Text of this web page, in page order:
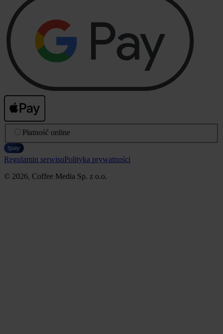
Płatność online
Regulamin serwisuPolityka prywatności
© 2026, Coffee Media Sp. z o.o.